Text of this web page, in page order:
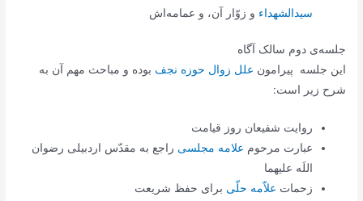
سیدالشهداء و زوّار آن، و عمامه‌اش
جلسه‌ی دوم سالک آگاه
این جلسه پیرامون علل زوال حوزه نجف بوده و مباحث مهم آن به
شرح زیر است:
روایت شفیعان روز قیامت
عبارت مرحوم علامه مجلسی راجع به مقدّس اردبیلی رضوان
اللَه علیهما
زحمات علاّمه حلّی برای حفظ شریعت